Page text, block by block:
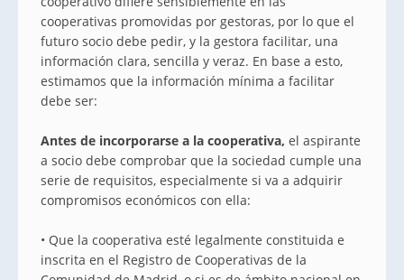
cooperativas promovidas por gestoras, por lo que el
futuro socio debe pedir, y la gestora facilitar, una
información clara, sencilla y veraz. En base a esto,
estimamos que la información mínima a facilitar
debe ser:
Antes de incorporarse a la cooperativa, el aspirante
a socio debe comprobar que la sociedad cumple una
serie de requisitos, especialmente si va a adquirir
compromisos económicos con ella:
• Que la cooperativa esté legalmente constituida e
inscrita en el Registro de Cooperativas de la